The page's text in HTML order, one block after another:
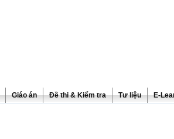
Giáo án Đề thi & Kiểm tra Tư liệu E-